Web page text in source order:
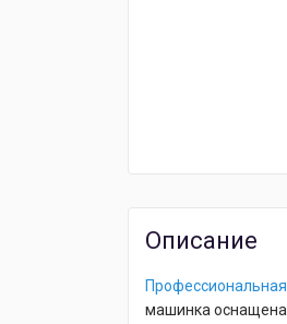
Описание
машинка оснащена